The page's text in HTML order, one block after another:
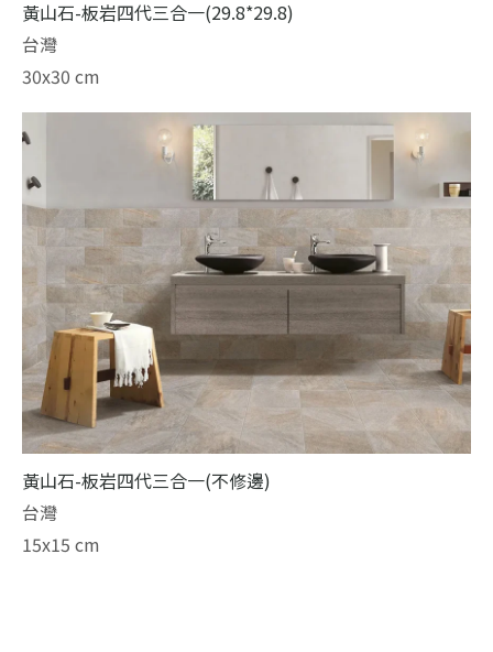
黃山石-板岩四代三合一(29.8*29.8)
台灣
30x30 cm
黃山石-板岩四代三合一(不修邊)
台灣
15x15 cm